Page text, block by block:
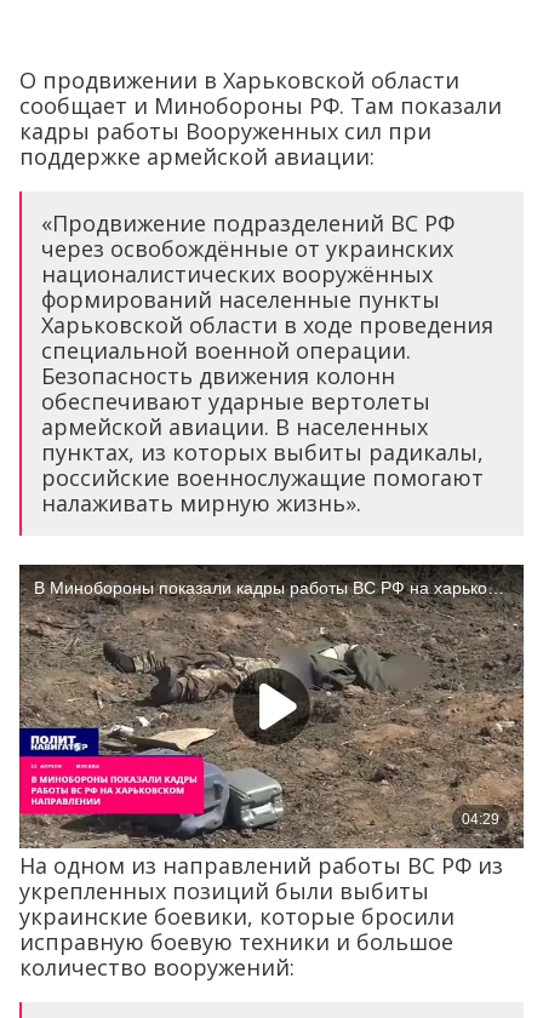
О продвижении в Харьковской области
сообщает и Минобороны РФ. Там показали
кадры работы Вооруженных сил при
поддержке армейской авиации:
«Продвижение подразделений ВС РФ
через освобождённые от украинских
националистических вооружённых
формирований населенные пункты
Харьковской области в ходе проведения
специальной военной операции.
Безопасность движения колонн
обеспечивают ударные вертолеты
армейской авиации. В населенных
пунктах, из которых выбиты радикалы,
российские военнослужащие помогают
налаживать мирную жизнь».
На одном из направлений работы ВС РФ из
укрепленных позиций были выбиты
украинские боевики, которые бросили
исправную боевую техники и большое
количество вооружений: